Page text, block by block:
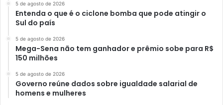
5 de agosto de 2026
Entenda o que é o ciclone bomba que pode atingir o
Sul do país
5 de agosto de 2026
Mega-Sena não tem ganhador e prêmio sobe para R$
150 milhões
5 de agosto de 2026
Governo reúne dados sobre igualdade salarial de
homens e mulheres